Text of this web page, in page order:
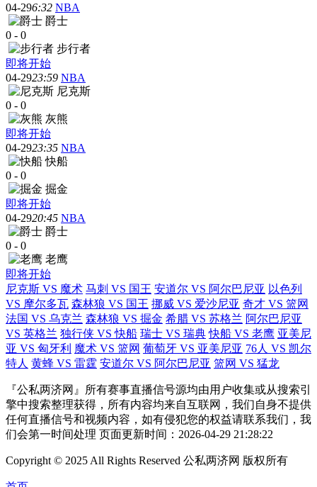
04-296:32 NBA
爵士
0 - 0
步行者
即将开始
04-2923:59 NBA
尼克斯
0 - 0
灰熊
即将开始
04-2923:35 NBA
快船
0 - 0
掘金
即将开始
04-2920:45 NBA
爵士
0 - 0
老鹰
即将开始
尼克斯 VS 魔术 马刺 VS 国王 安道尔 VS 阿尔巴尼亚 以色列
VS 摩尔多瓦 森林狼 VS 国王 挪威 VS 爱沙尼亚 奇才 VS 篮网
法国 VS 乌克兰 森林狼 VS 掘金 希腊 VS 苏格兰 阿尔巴尼亚
VS 英格兰 独行侠 VS 快船 瑞士 VS 瑞典 快船 VS 老鹰 亚美尼
亚 VS 匈牙利 魔术 VS 篮网 葡萄牙 VS 亚美尼亚 76人 VS 凯尔
特人 黄蜂 VS 雷霆 安道尔 VS 阿尔巴尼亚 篮网 VS 猛龙
『公私两济网』所有赛事直播信号源均由用户收集或从搜索引
擎中搜索整理获得，所有内容均来自互联网，我们自身不提供
任何直播信号和视频内容，如有侵犯您的权益请联系我们，我
们会第一时间处理 页面更新时间：2026-04-29 21:28:22
Copyright © 2025 All Rights Reserved 公私两济网 版权所有